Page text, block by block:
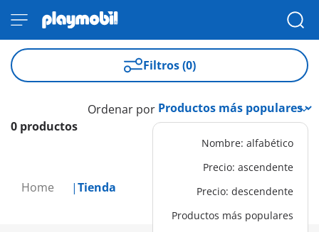
Home Tienda
Filtros (0)
0 productos
Ordenar por
Nombre: alfabético
Precio: ascendente
Precio: descendente
Productos más populares